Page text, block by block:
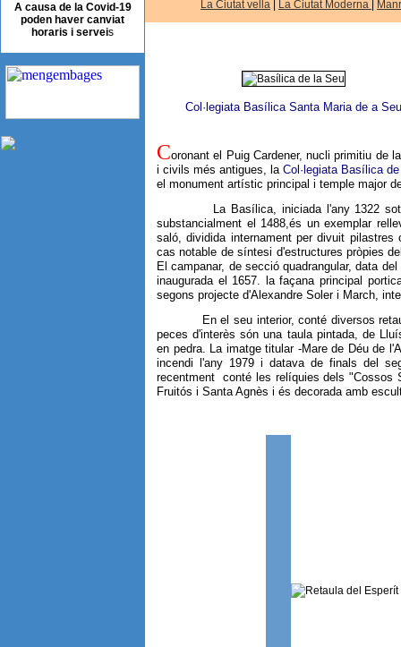
A causa de la Covid-19
poden haver canviat
horaris i serveis
La Ciutat vella La Ciutat Moderna
Col·legiata Basílica Santa Maria de a Seu
Coronant el Puig Cardener, nucli primitiu de
i civils més antigues, la Col·legiata Basílica
el monument artístic principal i temple major
La Basílica, iniciada l'any 1322 sota la
substancialment el 1488,és un exemplar
saló, dividida internament per divuit
cas notable de síntesi d'estructures pròpies
El campanar, de secció quadrangular, data
inaugurada el 1657. la façana principal
segons projecte d'Alexandre Soler i March,
En el seu interior, conté diversos
peces d'interès són una taula pintada, de
en pedra. La imatge titular -Mare de Déu de
incendi l'any 1979 i datava de finals del
recentment conté les relíquies dels "Cossos
Fruitós i Santa Agnès i és decorada amb